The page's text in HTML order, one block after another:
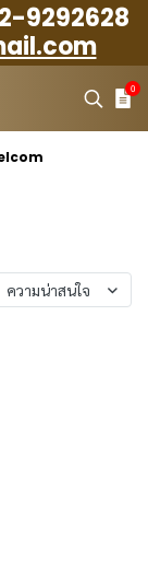
9292628
0
ความน่าสนใจ